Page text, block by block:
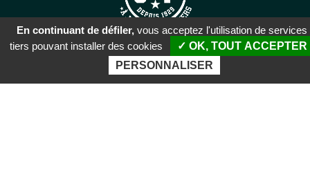
SIÈGE SOCIAL
51 rue Descartes
En continuant de défiler, vous acceptez l'utilisation de services
tiers pouvant installer des cookies
✓ OK, TOUT ACCEPTER
PERSONNALISER